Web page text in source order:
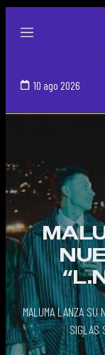
Menú
10 ago 2026
MALUMA LANZA SU
SIGLAS